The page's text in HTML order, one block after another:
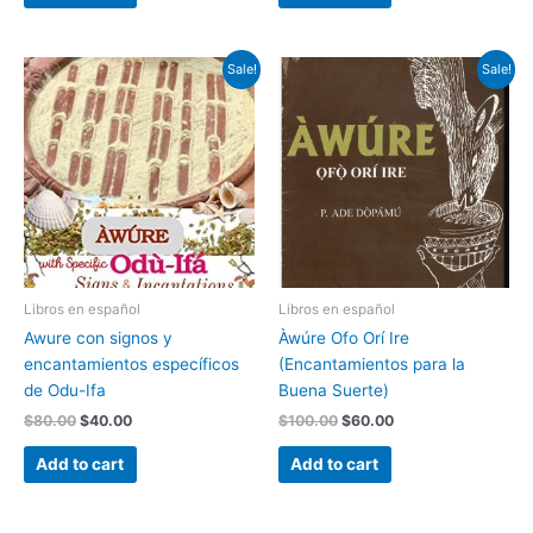
Sale!
Libros en español
Awure con signos y
encantamientos específicos
de Odu-Ifa
$80.00
Original
price
was:
$80.00.
$40.00
Current
price
is:
$40.00.
Add to cart
Sale!
Libros en español
Àwúre Ofo Orí Ire
(Encantamientos para la
Buena Suerte)
$100.00
$100.00.
$60.00
Current
price
$60.00.
Add to cart